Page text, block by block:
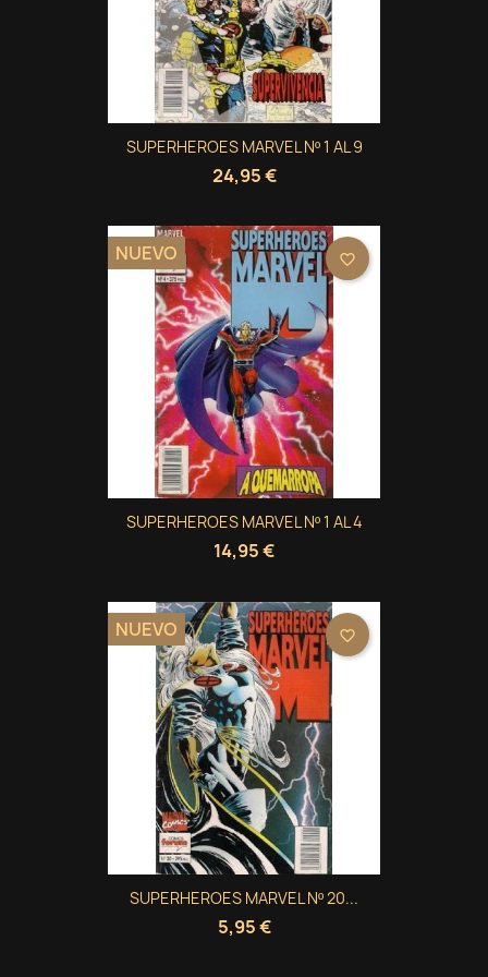
SUPERHEROES MARVEL Nº 1 AL 9
24,95 €
SUPERHEROES MARVEL Nº 1 AL 4
14,95 €
NUEVO favorite_border
SUPERHEROES MARVEL Nº 20...
5,95 €
NUEVO favorite_border